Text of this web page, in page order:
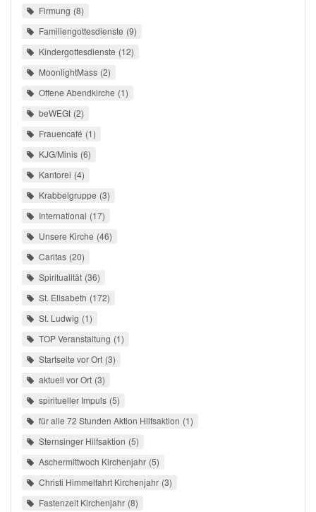
Firmung 8
Familiengottesdienste 9
Kindergottesdienste 12
MoonlightMass 2
Offene Abendkirche 1
beWEGt 2
Frauencafé 1
KJG/Minis 6
Kantorei 4
Krabbelgruppe 3
International 17
Unsere Kirche 46
Caritas 20
Spiritualität 36
St. Elisabeth 172
St. Ludwig 1
TOP Veranstaltung 1
Startseite vor Ort 3
aktuell vor Ort 3
spiritueller Impuls 5
für alle 72 Stunden Aktion Hilfsaktion 1
Sternsinger Hilfsaktion 5
Aschermittwoch Kirchenjahr 5
Christi Himmelfahrt Kirchenjahr 3
Fastenzeit Kirchenjahr 8